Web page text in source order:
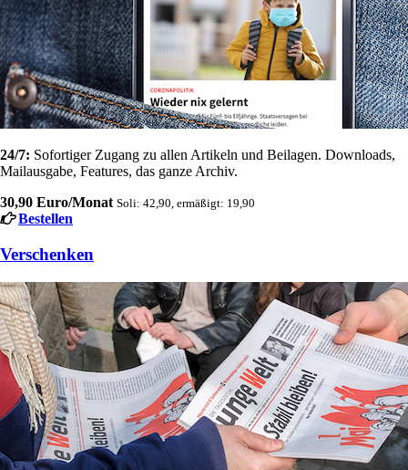
24/7: Sofortiger Zugang zu allen Artikeln und Beilagen. Downloads,
Mailausgabe, Features, das ganze Archiv.
30,90 Euro/Monat Soli: 42,90, ermäßigt: 19,90
Bestellen
Verschenken